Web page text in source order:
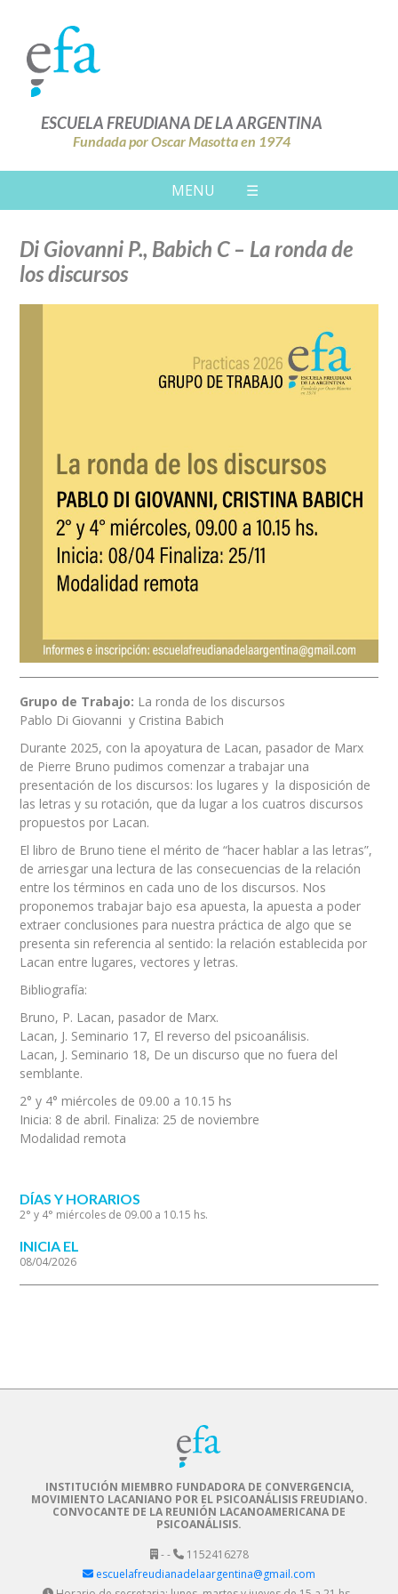
ESCUELA FREUDIANA DE LA ARGENTINA
Fundada por Oscar Masotta en 1974
MENU ☰
Di Giovanni P., Babich C – La ronda de
los discursos
Grupo de Trabajo: La ronda de los discursos
Pablo Di Giovanni y Cristina Babich
Durante 2025, con la apoyatura de Lacan, pasador de Marx
de Pierre Bruno pudimos comenzar a trabajar una
presentación de los discursos: los lugares y la disposición de
las letras y su rotación, que da lugar a los cuatros discursos
propuestos por Lacan.
El libro de Bruno tiene el mérito de “hacer hablar a las letras”,
de arriesgar una lectura de las consecuencias de la relación
entre los términos en cada uno de los discursos. Nos
proponemos trabajar bajo esa apuesta, la apuesta a poder
extraer conclusiones para nuestra práctica de algo que se
presenta sin referencia al sentido: la relación establecida por
Lacan entre lugares, vectores y letras.
Bibliografía:
Bruno, P. Lacan, pasador de Marx.
Lacan, J. Seminario 17, El reverso del psicoanálisis.
Lacan, J. Seminario 18, De un discurso que no fuera del
semblante.
2° y 4° miércoles de 09.00 a 10.15 hs
Inicia: 8 de abril. Finaliza: 25 de noviembre
Modalidad remota
DÍAS Y HORARIOS
2° y 4° miércoles de 09.00 a 10.15 hs.
INICIA EL
08/04/2026
INSTITUCIÓN MIEMBRO FUNDADORA DE CONVERGENCIA,
MOVIMIENTO LACANIANO POR EL PSICOANÁLISIS FREUDIANO.
CONVOCANTE DE LA REUNIÓN LACANOAMERICANA DE
PSICOANÁLISIS.
- -
1152416278
escuelafreudianadelaargentina@gmail.com